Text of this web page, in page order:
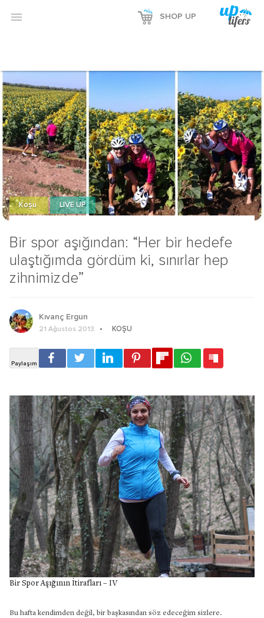
 SHOP UP
Bir spor aşığından: “Her bir hedefe
ulaştığımda gördüm ki, sınırlar hep
zihnimizde”
Koşu LIVE UP
Kıvanç Ergun
21 Ağustos 2013 KOŞU
Bir Spor Aşığının İtirafları – IV
Bu hafta kendimden değil, bir başkasından söz edeceğim sizlere.